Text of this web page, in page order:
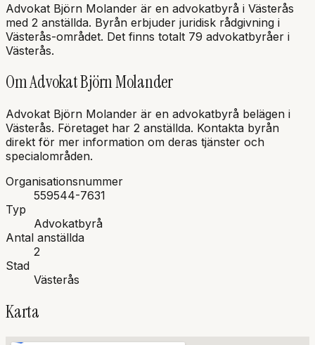
Advokat Björn Molander är en advokatbyrå i Västerås
med 2 anställda. Byrån erbjuder juridisk rådgivning i
Västerås-området. Det finns totalt 79 advokatbyråer i
Västerås.
OmAdvokat Björn Molander
Advokat Björn Molander är en advokatbyrå belägen i
Västerås. Företaget har 2 anställda. Kontakta byrån
direkt för mer information om deras tjänster och
specialområden.
Organisationsnummer
559544-7631
Typ
Advokatbyrå
Antal anställda
2
Stad
Västerås
Karta